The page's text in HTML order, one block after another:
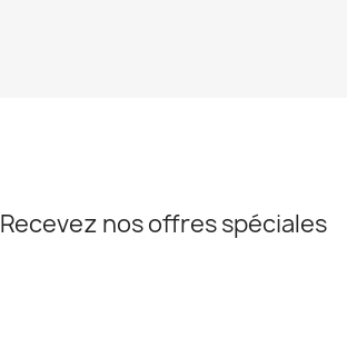
Recevez nos offres spéciales